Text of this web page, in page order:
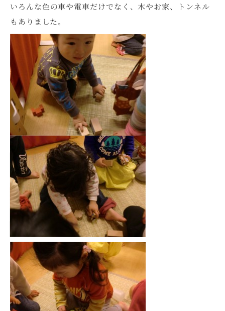
いろんな色の車や電車だけでなく、木やお家、トンネル
もありました。